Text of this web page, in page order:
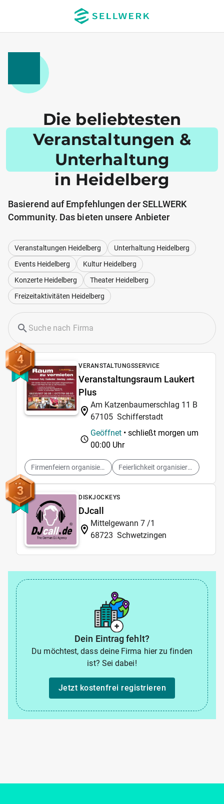
Die beliebtesten
Veranstaltungen &
Unterhaltung
in Heidelberg
Basierend auf Empfehlungen der SELLWERK
Community. Das bieten unsere Anbieter
Veranstaltungen Heidelberg
Unterhaltung Heidelberg
Events Heidelberg
Kultur Heidelberg
Konzerte Heidelberg
Theater Heidelberg
Freizeitaktivitäten Heidelberg
4 VERANSTALTUNGSSERVICE
Veranstaltungsraum Laukert
Plus
Am Katzenbaumerschlag 11 B
67105 Schifferstadt
Geöffnet • schließt morgen um
00:00 Uhr
Firmenfeiern organisieren Feierlichkeit organisieren
3 DISKJOCKEYS
DJcall
Mittelgewann 7 /1
68723 Schwetzingen
Dein Eintrag fehlt?
Du möchtest, dass deine Firma hier zu finden
ist? Sei dabei!
Jetzt kostenfrei registrieren